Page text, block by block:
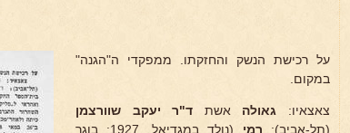
על רכישת הנשק והחזקתו. ממפקדי ה"הגנה"
במקום.
צאצאיו: גאולה אשת ד"ר יעקב שוורצמן
(תל-אביב); רמי (נולד במגדיאל, 1927: בוגר